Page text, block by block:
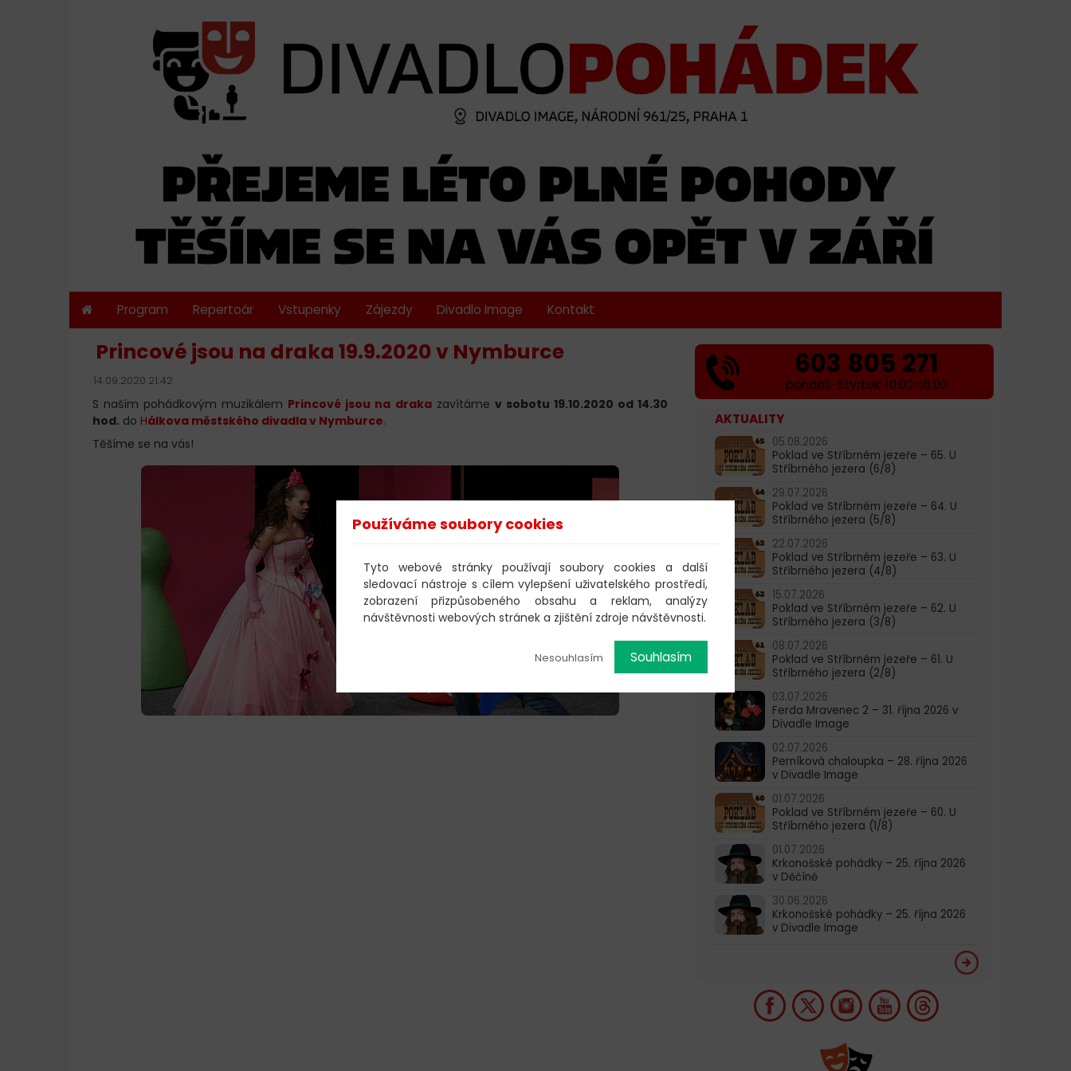
Program Repertoár Vstupenky Zájezdy Divadlo Image Kontakt
Princové jsou na draka 19.9.2020 v Nymburce
14.09.2020 21:42
S naším pohádkovým muzikálem Princové jsou na drakazavítáme v sobotu 19.10.2020 od 14.30
hod. do Hálkova městského divadla v Nymburce.
Těšíme se na vás!
603 805 271
pondělí-čtvrtek: 10:00-16:00
AKTUALITY
05.08.2026
Poklad ve Stříbrném jezeře – 65. U
Stříbrného jezera (6/8)
29.07.2026
Poklad ve Stříbrném jezeře – 64. U
Stříbrného jezera (5/8)
22.07.2026
Poklad ve Stříbrném jezeře – 63. U
Stříbrného jezera (4/8)
15.07.2026
Poklad ve Stříbrném jezeře – 62. U
Stříbrného jezera (3/8)
08.07.2026
Poklad ve Stříbrném jezeře – 61. U
Stříbrného jezera (2/8)
03.07.2026
Ferda Mravenec 2 – 31. října 2026 v
Divadle Image
02.07.2026
Perníková chaloupka – 28. října 2026
v Divadle Image
01.07.2026
Poklad ve Stříbrném jezeře – 60. U
Stříbrného jezera (1/8)
01.07.2026
Krkonošské pohádky – 25. října 2026
v Děčíně
30.06.2026
Krkonošské pohádky – 25. října 2026
v Divadle Image
Používáme soubory cookies
Tyto webové stránky používají soubory cookies a další
sledovací nástroje s cílem vylepšení uživatelského prostředí,
zobrazení přizpůsobeného obsahu a reklam, analýzy
návštěvnosti webových stránek a zjištění zdroje návštěvnosti.
Nesouhlasím Souhlasím